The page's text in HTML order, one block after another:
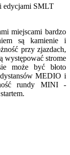
SMLT
miejscami bardzo
są kamienie i
przy zjazdach,
występować strome
może być błoto
MEDIO i
rundy MINI -